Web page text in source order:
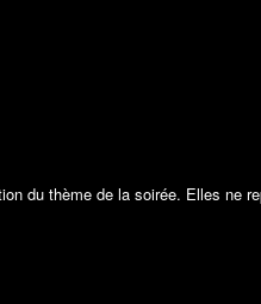
du thème de la soirée. Elles ne